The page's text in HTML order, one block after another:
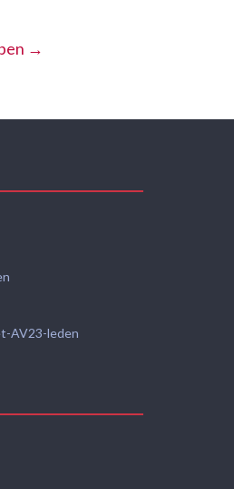
→
AV23-leden